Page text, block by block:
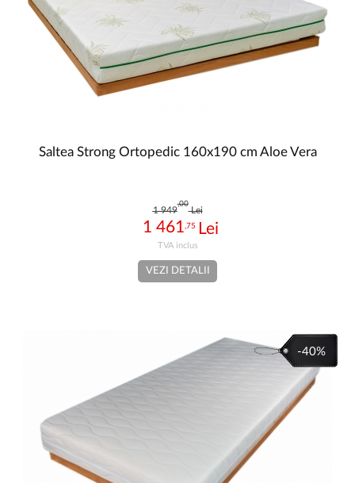
Saltea Strong Ortopedic 160x190 cm Aloe Vera
1 949
,00
Lei
1 461,75
VEZI DETALII
-40%